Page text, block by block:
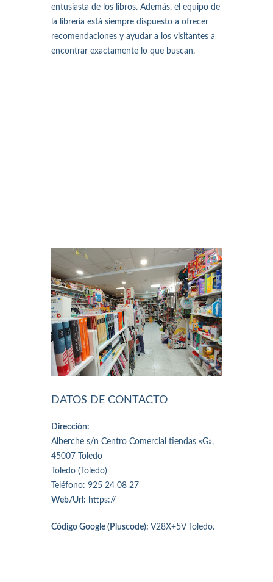
entusiasta de los libros. Además, el equipo de
la librería está siempre dispuesto a ofrecer
recomendaciones y ayudar a los visitantes a
encontrar exactamente lo que buscan.
DATOS DE CONTACTO
Dirección:
Alberche s/n Centro Comercial tiendas «G»,
45007 Toledo
Toledo (Toledo)
Teléfono: 925 24 08 27
Web/Url: https://
Código Google (Pluscode): V28X+5V Toledo.